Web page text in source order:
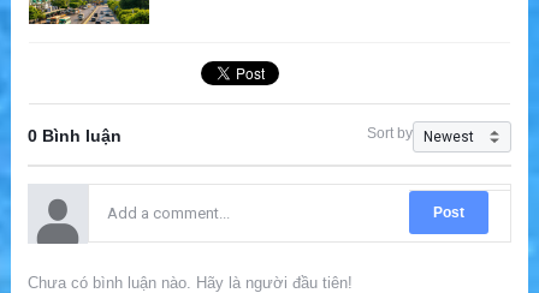
0 Bình luận Sort by
Post
Chưa có bình luận nào. Hãy là người đầu tiên!